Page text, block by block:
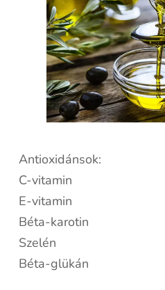
Antioxidánsok:
C-vitamin
E-vitamin
Béta-karotin
Szelén
Béta-glükán